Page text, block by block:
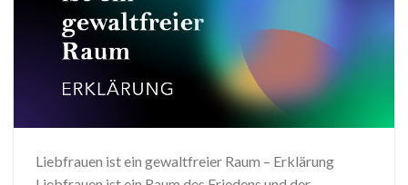
Liebfrauen ist ein gewaltfreier Raum – Erklärung